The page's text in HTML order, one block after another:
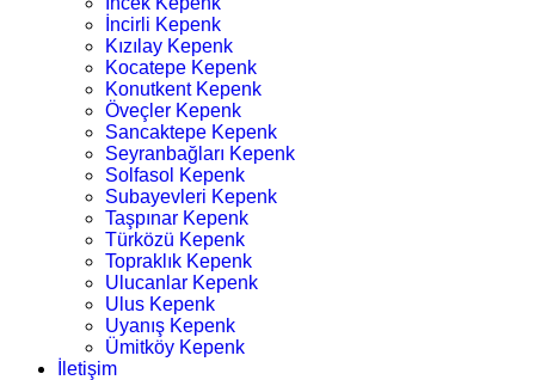
İncirli Kepenk
Kızılay Kepenk
Kocatepe Kepenk
Konutkent Kepenk
Öveçler Kepenk
Sancaktepe Kepenk
Seyranbağları Kepenk
Solfasol Kepenk
Subayevleri Kepenk
Taşpınar Kepenk
Türközü Kepenk
Topraklık Kepenk
Ulucanlar Kepenk
Ulus Kepenk
Uyanış Kepenk
Ümitköy Kepenk
İletişim